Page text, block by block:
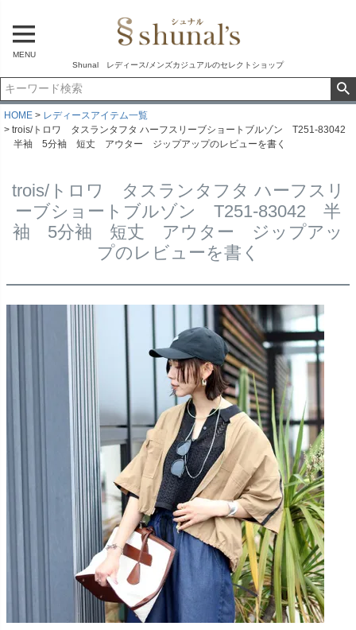
MENU
Shunal レディース/メンズカジュアルのセレクトショップ
HOME
レディースアイテム一覧
trois/トロワ タスランタフタ ハーフスリーブショートブルゾン T251-83042
半袖 5分袖 短丈 アウター ジップアップのレビューを書く
trois/トロワ タスランタフタ ハーフスリ
ーブショートブルゾン T251-83042 半
袖 5分袖 短丈 アウター ジップアッ
プのレビューを書く